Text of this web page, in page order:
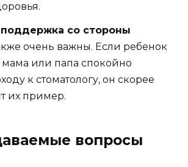
со стороны
очень важны. Если ребенок
мама или папа спокойно
к стоматологу, он скорее
их пример.
вопросы